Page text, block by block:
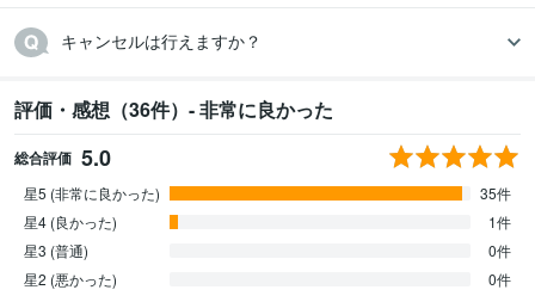
キャンセルは行えますか？
評価・感想（36件）- 非常に良かった
総合評価 5.0
星5 (非常に良かった)
35件
星4 (良かった)
1件
星3 (普通)
0件
星2 (悪かった)
0件